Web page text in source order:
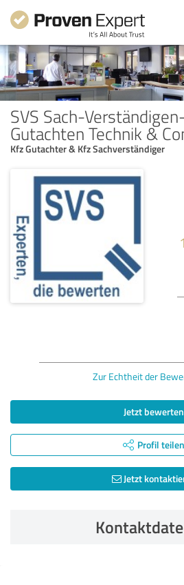
SVS Sach-
Gutachten Technik &
Kfz Gutachter & Kfz Sachverständiger
Zur Echtheit der
Jetzt bewerten
Profil teilen
Jetzt